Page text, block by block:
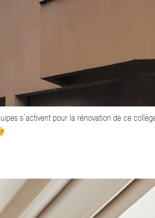
s’activent pour la rénovation de ce